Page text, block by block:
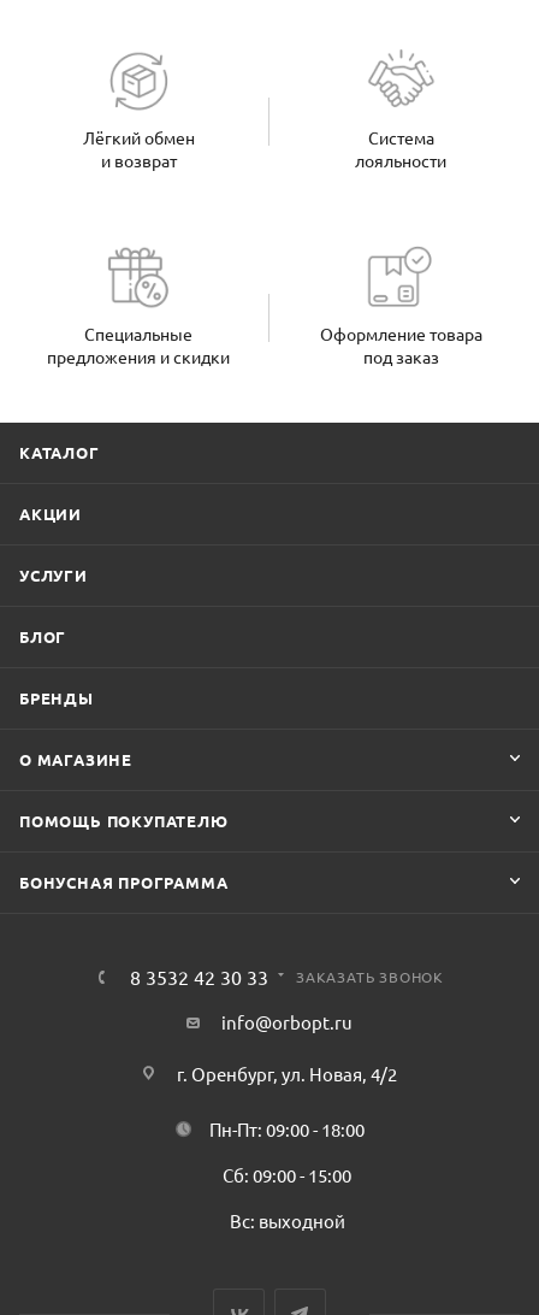
Лёгкий обмен
и возврат
Система
лояльности
Специальные
предложения и скидки
Оформление товара
под заказ
КАТАЛОГ
АКЦИИ
УСЛУГИ
БЛОГ
БРЕНДЫ
О МАГАЗИНЕ
ПОМОЩЬ ПОКУПАТЕЛЮ
БОНУСНАЯ ПРОГРАММА
8 3532 42 30 33 ЗАКАЗАТЬ ЗВОНОК
info@orbopt.ru
г. Оренбург, ул. Новая, 4/2
Пн-Пт: 09:00 - 18:00
Сб: 09:00 - 15:00
Вс: выходной